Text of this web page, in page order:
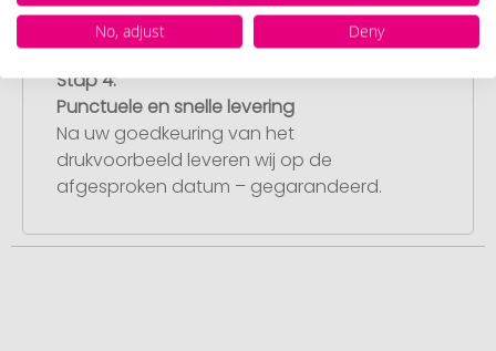
Stap 4:
Punctuele en snelle levering
Na uw goedkeuring van het
drukvoorbeeld leveren wij op de
afgesproken datum – gegarandeerd.
No, adjust
Deny